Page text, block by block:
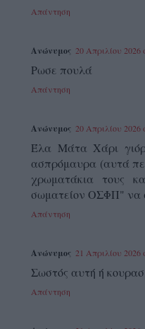
Απάντηση
Ανώνυμος 20 Απριλίου 2026
Ρωσε πουλά
Απάντηση
Ανώνυμος 20 Απριλίου 2026
Έλα Μάτα Χάρι
ασπρόμαυρα (αυτά
χρωματάκια τους
σωματείον ΟΣΦΠ" να
Απάντηση
Ανώνυμος 21 Απριλίου 2026
Σωστός αυτή ή
Απάντηση